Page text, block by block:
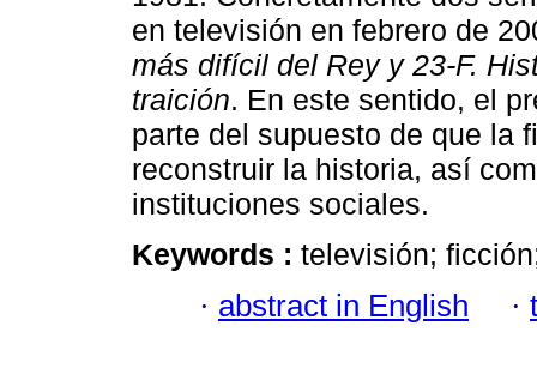
en televisión en febrero de
más difícil del Rey y 23-F.
traición. En este sentido, el
parte del supuesto de que la
reconstruir la historia, así
instituciones sociales.
Keywords : televisión;
· abstract in English ·